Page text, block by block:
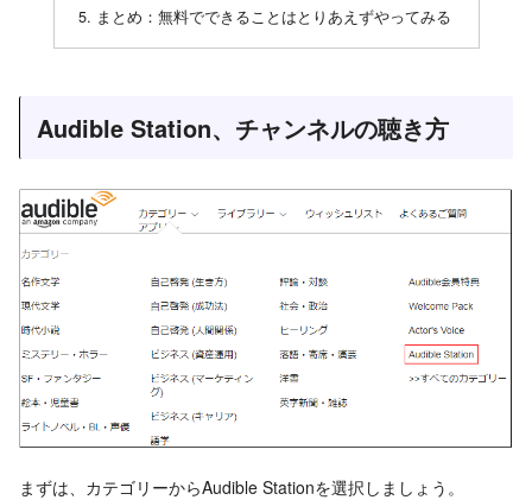
まとめ：無料でできることはとりあえずやってみる
Audible Station、チャンネルの聴き方
まずは、カテゴリーからAudible Stationを選択しましょう。